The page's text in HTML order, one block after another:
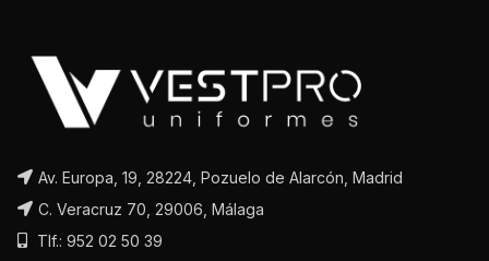
Av. Europa, 19, 28224, Pozuelo de Alarcón, Madrid
C. Veracruz 70, 29006, Málaga
Tlf.: 952 02 50 39